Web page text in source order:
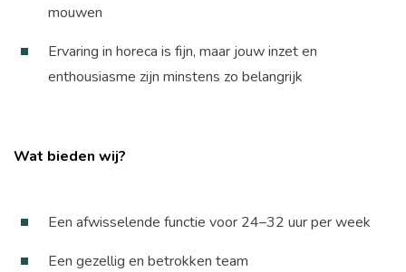
mouwen
Ervaring in horeca is fijn, maar jouw inzet en
enthousiasme zijn minstens zo belangrijk
Wat bieden wij?
Een afwisselende functie voor 24–32 uur per week
Een gezellig en betrokken team